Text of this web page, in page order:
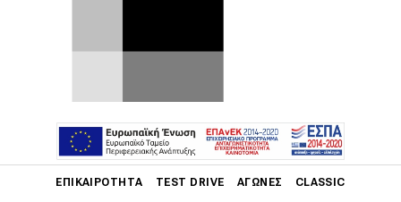
ΕΠΙΚΑΙΡΌΤΗΤΑ TEST DRIVE ΑΓΏΝΕΣ CLASSIC